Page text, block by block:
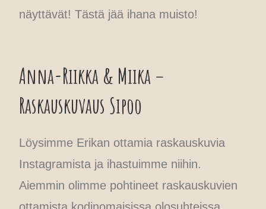
näyttävät! Tästä jää ihana muisto!
Anna-Riikka & Miika –
Raskauskuvaus Sipoo
Löysimme Erikan ottamia raskauskuvia
Instagramista ja ihastuimme niihin.
Aiemmin olimme pohtineet raskauskuvien